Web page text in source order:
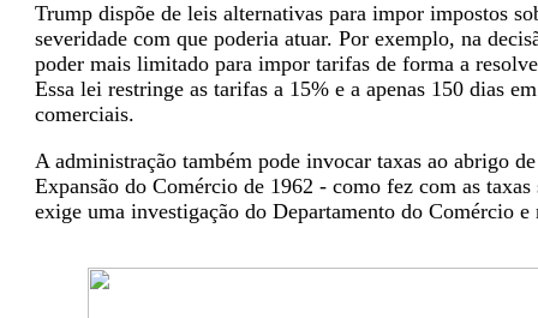
Trump dispõe de leis alternativas para impor impostos
severidade com que poderia atuar. Por exemplo, na
poder mais limitado para impor tarifas de forma a
Essa lei restringe as tarifas a 15% e a apenas 150 dias
comerciais.
A administração também pode invocar taxas ao abrigo
Expansão do Comércio de 1962 - como fez com as
exige uma investigação do Departamento do Comércio